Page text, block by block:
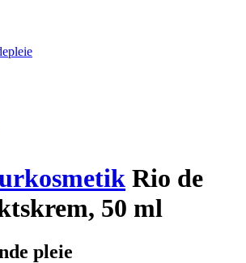
Rio de
50 ml
pleie